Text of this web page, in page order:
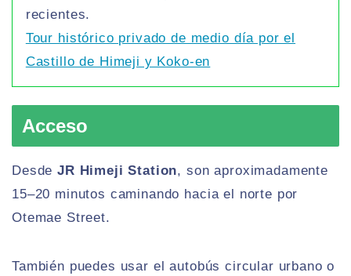
recientes.
Tour histórico privado de medio día por el
Castillo de Himeji y Koko-en
Acceso
DesdeJR Himeji Station, son aproximadamente
15–20 minutos caminando hacia el norte por
Otemae Street.
También puedes usar el autobús circular urbano o